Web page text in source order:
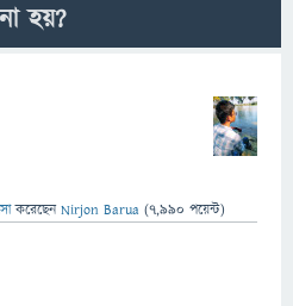
হয়?
করেছেনNirjon Barua (7,990 পয়েন্ট)